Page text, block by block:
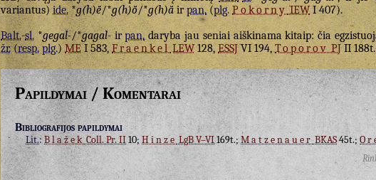
variantus)ide.*g(h)ē̆/*g(h)ō̆/*g(h)ā̆irpan.(plg. Pokorny IEWI 407).
Balt.-sl.*gegal-/*gagal-irpan.daryba jau seniai aiškinama kitaip: čia
žr.(resp. plg.)MEI 583,FraenkelLEW128,ESSJVI 194,ToporovPJII 188t.
Papildymai / Komentarai
Bibliografijos papildymai
Lit.:BlažekColl. Pr. II10; Hinze LgB V–VI169t.;MatzenauerBKAS45t.;